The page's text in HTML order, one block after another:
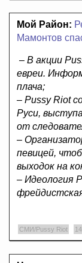
Мой Район:
Мамонтов
– В акции
евреи.
плача;
– Pussy Riot
Руси,
от
–
певицей,
выходок на
– Идеология
СМИ/Pussy Riot